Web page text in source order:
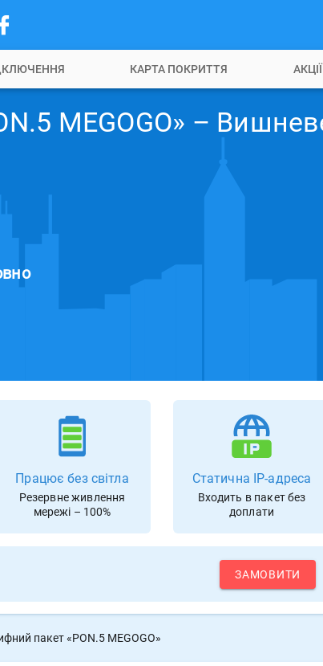
КАРТА ПОКРИТТЯ АКЦІЇ
MEGOGO» –
Працює без світла
Резервне живлення
мережі – 100%
Статична IP-адреса
Входить в пакет без
доплати
ЗАМОВИТИ
пакет «PON.5 MEGOGO»